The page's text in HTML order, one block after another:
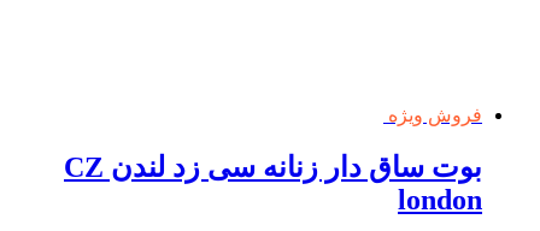
فروش ویژه
بوت ساق دار زنانه سی زد لندن CZ
london